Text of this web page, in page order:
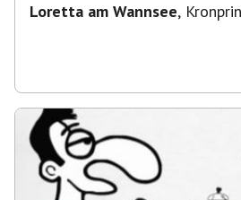
Loretta am Wannsee,